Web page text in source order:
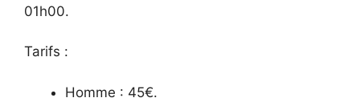
01h00.
Tarifs :
Homme : 45€.